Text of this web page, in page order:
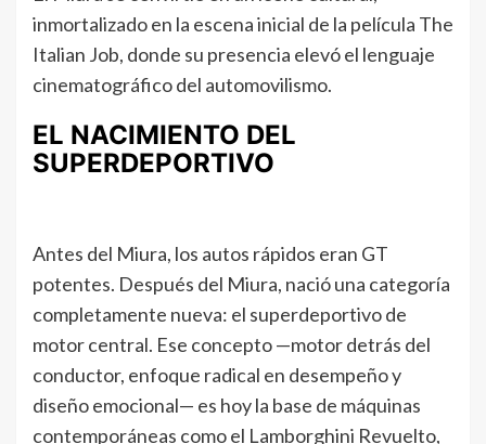
inmortalizado en la escena inicial de la película The
Italian Job, donde su presencia elevó el lenguaje
cinematográfico del automovilismo.
EL NACIMIENTO DEL
SUPERDEPORTIVO
Antes del Miura, los autos rápidos eran GT
potentes. Después del Miura, nació una categoría
completamente nueva: el superdeportivo de
motor central. Ese concepto —motor detrás del
conductor, enfoque radical en desempeño y
diseño emocional— es hoy la base de máquinas
contemporáneas como el Lamborghini Revuelto,